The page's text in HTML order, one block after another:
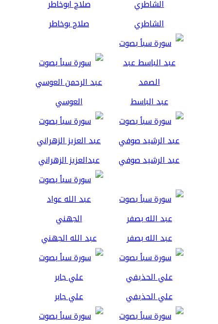
الشاطري صلاح بوخاطر
عبد الباسط العوسي
عبد الرشيد صوفي عبدالعزيز الزهراني
عبد الله بصفر عبد الله الجهني
علي الحذيفي علي جابر